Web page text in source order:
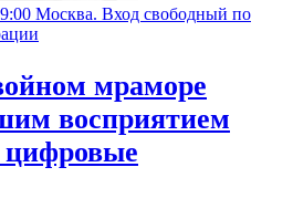
Москва. Вход свободный по
мраморе
восприятием
цифровые